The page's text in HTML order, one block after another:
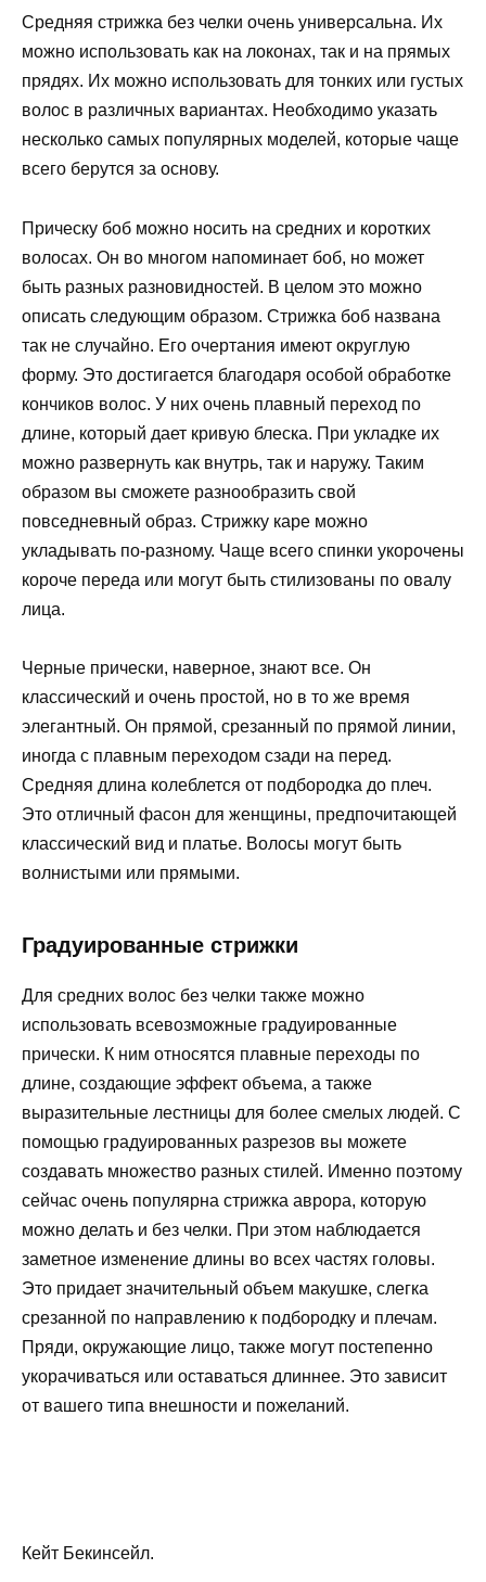
Средняя стрижка без челки очень универсальна. Их
можно использовать как на локонах, так и на прямых
прядях. Их можно использовать для тонких или густых
волос в различных вариантах. Необходимо указать
несколько самых популярных моделей, которые чаще
всего берутся за основу.
Прическу боб можно носить на средних и коротких
волосах. Он во многом напоминает боб, но может
быть разных разновидностей. В целом это можно
описать следующим образом. Стрижка боб названа
так не случайно. Его очертания имеют округлую
форму. Это достигается благодаря особой обработке
кончиков волос. У них очень плавный переход по
длине, который дает кривую блеска. При укладке их
можно развернуть как внутрь, так и наружу. Таким
образом вы сможете разнообразить свой
повседневный образ. Стрижку каре можно
укладывать по-разному. Чаще всего спинки укорочены
короче переда или могут быть стилизованы по овалу
лица.
Черные прически, наверное, знают все. Он
классический и очень простой, но в то же время
элегантный. Он прямой, срезанный по прямой линии,
иногда с плавным переходом сзади на перед.
Средняя длина колеблется от подбородка до плеч.
Это отличный фасон для женщины, предпочитающей
классический вид и платье. Волосы могут быть
волнистыми или прямыми.
Градуированные стрижки
Для средних волос без челки также можно
использовать всевозможные градуированные
прически. К ним относятся плавные переходы по
длине, создающие эффект объема, а также
выразительные лестницы для более смелых людей. С
помощью градуированных разрезов вы можете
создавать множество разных стилей. Именно поэтому
сейчас очень популярна стрижка аврора, которую
можно делать и без челки. При этом наблюдается
заметное изменение длины во всех частях головы.
Это придает значительный объем макушке, слегка
срезанной по направлению к подбородку и плечам.
Пряди, окружающие лицо, также могут постепенно
укорачиваться или оставаться длиннее. Это зависит
от вашего типа внешности и пожеланий.
Кейт Бекинсейл.